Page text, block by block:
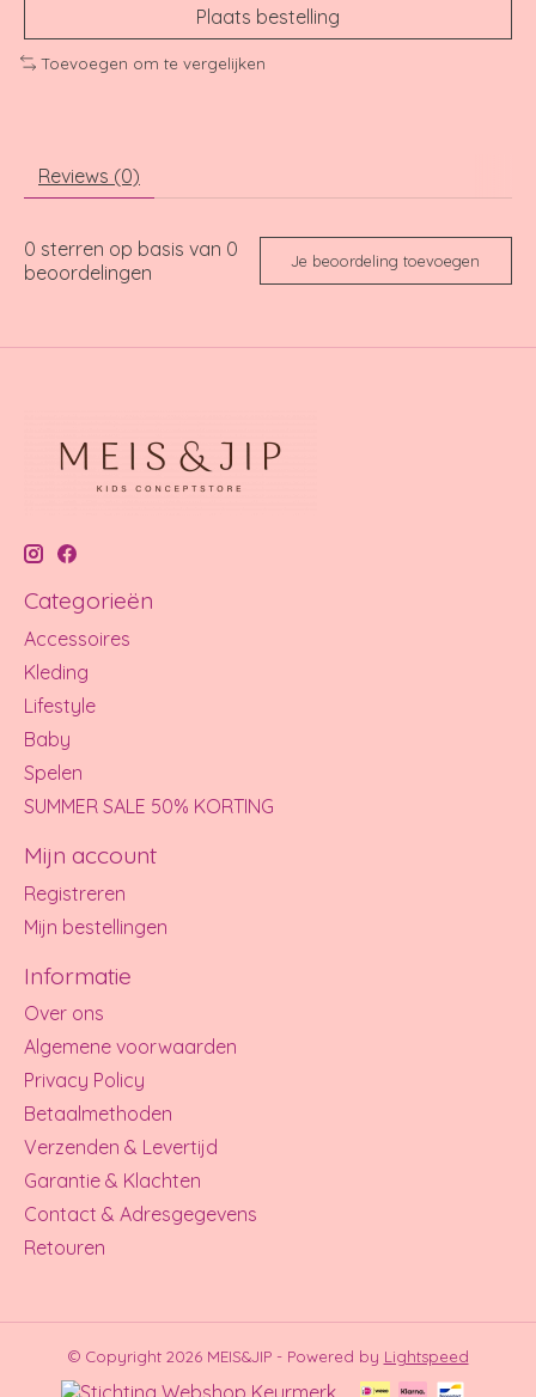
Plaats bestelling
Toevoegen om te vergelijken
Reviews (0)
0 sterren op basis van 0
beoordelingen
Je beoordeling toevoegen
Categorieën
Accessoires
Kleding
Lifestyle
Baby
Spelen
SUMMER SALE 50% KORTING
Mijn account
Registreren
Mijn bestellingen
Informatie
Over ons
Algemene voorwaarden
Privacy Policy
Betaalmethoden
Verzenden & Levertijd
Garantie & Klachten
Contact & Adresgegevens
Retouren
© Copyright 2026 MEIS&JIP - Powered by Lightspeed